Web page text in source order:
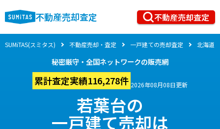
不動産売却査定 不動産売却査定
SUMiTAS(スミタス) 不動産売却・査定 一戸建ての売却査定 北海道
秘密厳守・全国ネットワークの販売網
累計査定実績116,278件 2026年08月08日更新
若葉台の
一戸建て売却は